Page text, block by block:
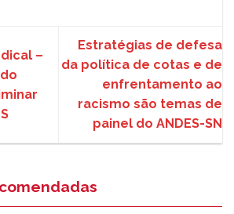
–
Estratégias de defesa
da política de cotas e de
enfrentamento ao
racismo são temas de
painel do ANDES-SN